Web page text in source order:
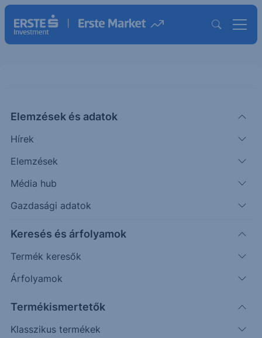
Elemzések és adatok
Hírek
Elemzések
Média hub
Gazdasági adatok
Keresés és árfolyamok
Termék keresők
Árfolyamok
Termékismertetők
Klasszikus termékek
Business Support USD 23-26
ISIN: XS2623593956
árfolyamváltozás pontos értékét, és figyelje az Esemény és
Cash-flow sorok változását!
Véletlenszerű Oldalazás Csökkenés